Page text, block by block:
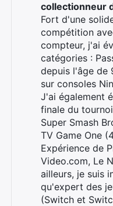
collectionneur
Fort d'une
compétition
compteur, j'ai
catégories :
depuis l'âge de
sur consoles
J'ai également
finale du
Super Smash
TV Game One
Expérience de
Video.com, Le
ailleurs, je suis
qu'expert des
(Switch et